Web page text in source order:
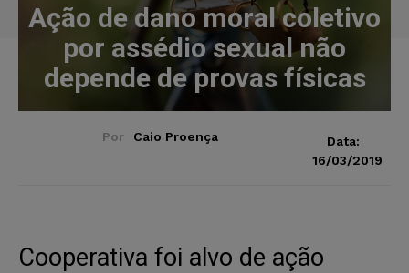
Ação de dano moral coletivo
por assédio sexual não
depende de provas físicas
Por Caio Proença
Data:
16/03/2019
Cooperativa foi alvo de ação